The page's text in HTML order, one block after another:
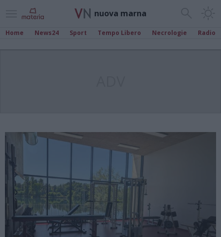
nuova marna
Home News24 Sport Tempo Libero Necrologie Radio